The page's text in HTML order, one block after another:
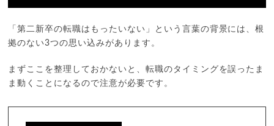
「第二新卒の転職はもったいない」という言葉の背景には、根
拠のない3つの思い込みがあります。
まずここを整理しておかないと、転職のタイミングを誤ったま
ま動くことになるので注意が必要です。